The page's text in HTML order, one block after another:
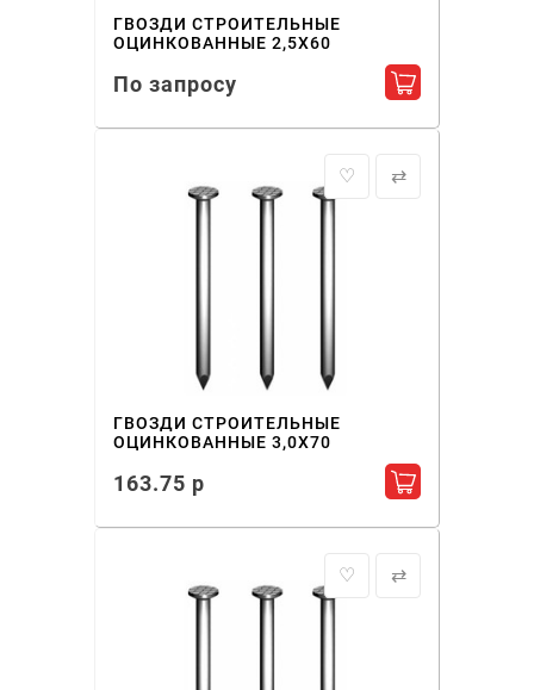
ГВОЗДИ СТРОИТЕЛЬНЫЕ
ОЦИНКОВАННЫЕ 2,5X60
По запросу Добавить в
♡ ⇄
ГВОЗДИ СТРОИТЕЛЬНЫЕ
ОЦИНКОВАННЫЕ 3,0X70
163.75 р Добавить в
♡ ⇄